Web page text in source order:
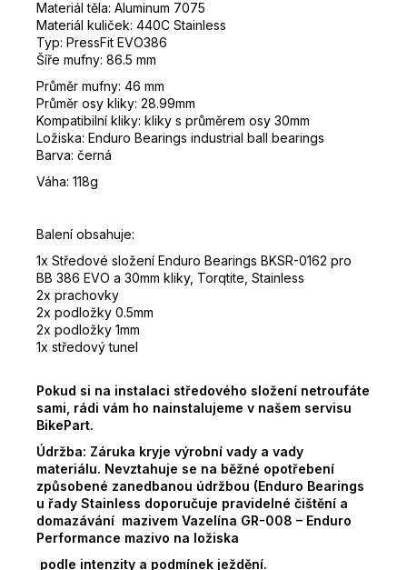
Materiál těla: Aluminum 7075
Materiál kuliček: 440C Stainless
Typ: PressFit EVO386
Šíře mufny: 86.5 mm
Průměr mufny: 46 mm
Průměr osy kliky: 28.99mm
Kompatibilní kliky: kliky s průměrem osy 30mm
Ložiska: Enduro Bearings industrial ball bearings
Barva: černá
Váha: 118g
Balení obsahuje:
1x Středové složení Enduro Bearings BKSR-0162 pro
BB 386 EVO a 30mm kliky, Torqtite, Stainless
2x prachovky
2x podložky 0.5mm
2x podložky 1mm
1x středový tunel
Pokud si na instalaci středového složení netroufáte
sami, rádi vám ho nainstalujeme v našem servisu
BikePart.
Údržba: Záruka kryje výrobní vady a vady
materiálu. Nevztahuje se na běžné opotřebení
způsobené zanedbanou údržbou (Enduro Bearings
u řady Stainless doporučuje pravidelné čištění a
domazávání mazivem Vazelína GR-008 – Enduro
Performance mazivo na ložiska
podle intenzity a podmínek ježdění.